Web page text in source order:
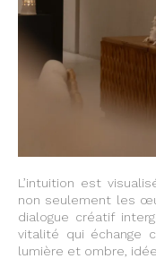
L’intuition est
non seulement les
dialogue créatif
vitalité qui échange
lumière et ombre,